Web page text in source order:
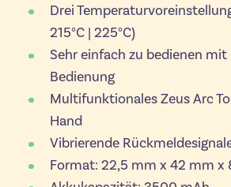
Drei
215°C | 225°C)
Sehr einfach zu bedienen
Bedienung
Multifunktionales Zeus Arc
Hand
Vibrierende
Format: 22,5 mm x 42 mm x